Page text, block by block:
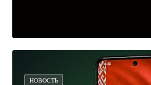
НОВОСТЬ